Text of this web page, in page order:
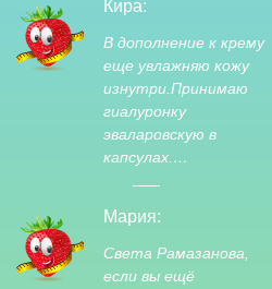
Кира:
В дополнение к крему
еще увлажняю кожу
изнутри.Принимаю
гиалуронку
эваларовскую в
капсулах.…
Мария:
Света Рамазанова,
если вы ещё